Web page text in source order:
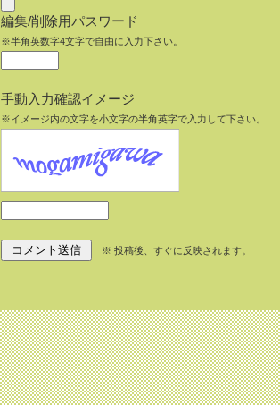
編集/削除用パスワード
※半角英数字4文字で自由に入力下さい。
手動入力確認イメージ
※イメージ内の文字を小文字の半角英字で入力して下さい。
※ 投稿後、すぐに反映されます。